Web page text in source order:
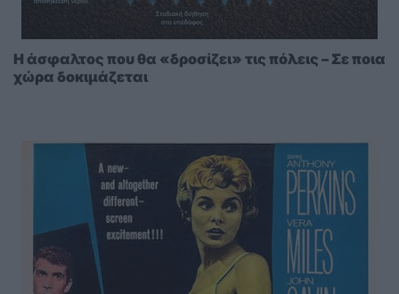
Η άσφαλτος που θα «δροσίζει» τις πόλεις – Σε ποια
χώρα δοκιμάζεται